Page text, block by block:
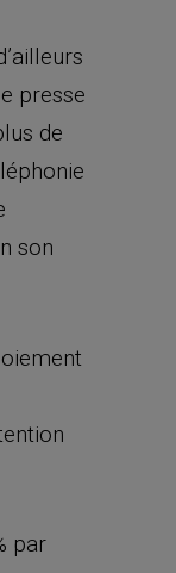
presse
de
son
par